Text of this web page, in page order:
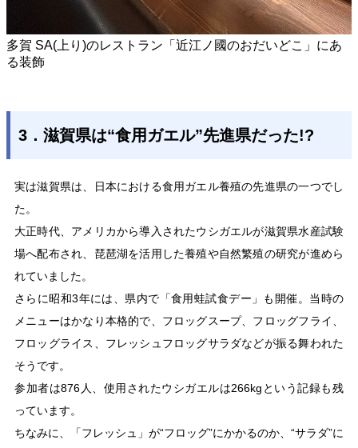
多賀 SA(上り)のレストラン「近江ノ國のおだいどこ」にあ
る装飾
3．滋賀県は“食用ガエル”先進県だった!?
実は滋賀県は、日本における食用ガエル養殖の先進県の一つでし
た。
大正時代、アメリカから導入されたウシガエルが滋賀県水産試験
場へ配布され、琵琶湖を活用した養殖や自然繁殖の研究が進めら
れていました。
さらに昭和3年には、県内で「食用蛙試食デー」も開催。当時の
メニューはかなり本格的で、フロッグスープ、フロッグフライ、
フロッグライス、フレッシュフロッグサラダなどが振る舞われた
そうです。
参加者は876人、使用されたウシガエルは266kgという記録も残
っています。
ちなみに、「フレッシュ」が“フロッグ”にかかるのか、“サラダ”に